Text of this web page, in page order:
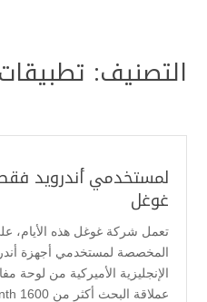
التصنيف:
لمستخدمي أندرويد
غوغل
تعمل شركة غوغل هذه الأيام،
المخصصة لمستخدمي أجهزة